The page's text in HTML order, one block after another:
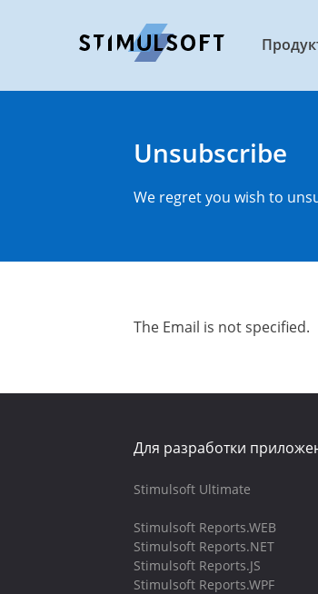
Unsubscribe
We regret you wish to
The Email is not specified.
Для разработки
Stimulsoft Ultimate
Stimulsoft Reports.WEB
Stimulsoft Reports.NET
Stimulsoft Reports.JS
Stimulsoft Reports.WPF